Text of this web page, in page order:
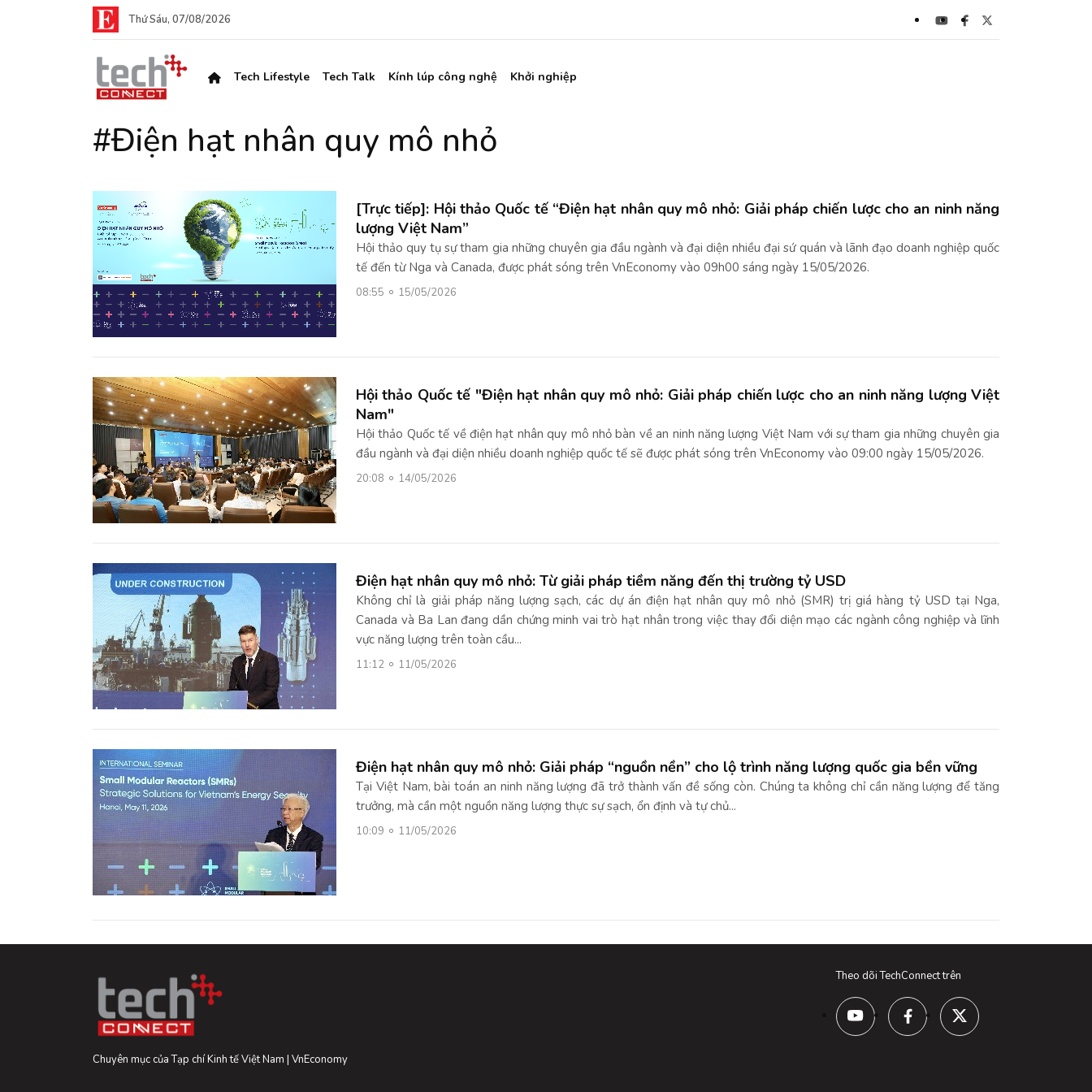
Thứ Sáu, 07/08/2026
Tech Lifestyle Tech Talk Kính lúp công nghệ Khởi nghiệp
#Điện hạt nhân quy mô nhỏ
[Trực tiếp]: Hội thảo Quốc tế “Điện hạt nhân quy mô nhỏ: Giải pháp chiến lược cho an ninh năng
lượng Việt Nam”
Hội thảo quy tụ sự tham gia những chuyên gia đầu ngành và đại diện nhiều đại sứ quán và lãnh đạo doanh nghiệp quốc
tế đến từ Nga và Canada, được phát sóng trên VnEconomy vào 09h00 sáng ngày 15/05/2026.
08:55 15/05/2026
Hội thảo Quốc tế "Điện hạt nhân quy mô nhỏ: Giải pháp chiến lược cho an ninh năng lượng Việt
Nam"
Hội thảo Quốc tế về điện hạt nhân quy mô nhỏ bàn về an ninh năng lượng Việt Nam với sự tham gia những chuyên gia
đầu ngành và đại diện nhiều doanh nghiệp quốc tế sẽ được phát sóng trên VnEconomy vào 09:00 ngày 15/05/2026.
20:08 14/05/2026
Điện hạt nhân quy mô nhỏ: Từ giải pháp tiềm năng đến thị trường tỷ USD
Không chỉ là giải pháp năng lượng sạch, các dự án điện hạt nhân quy mô nhỏ (SMR) trị giá hàng tỷ USD tại Nga,
Canada và Ba Lan đang dần chứng minh vai trò hạt nhân trong việc thay đổi diện mạo các ngành công nghiệp và lĩnh
vực năng lượng trên toàn cầu...
11:12 11/05/2026
Điện hạt nhân quy mô nhỏ: Giải pháp “nguồn nền” cho lộ trình năng lượng quốc gia bền vững
Tại Việt Nam, bài toán an ninh năng lượng đã trở thành vấn đề sống còn. Chúng ta không chỉ cần năng lượng để tăng
trưởng, mà cần một nguồn năng lượng thực sự sạch, ổn định và tự chủ...
10:09 11/05/2026
Chuyên mục của Tạp chí Kinh tế Việt Nam | VnEconomy
Theo dõi TechConnect trên